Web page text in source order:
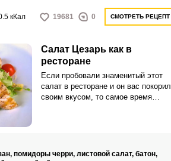
кКал 19681 0 СМОТРЕТЬ РЕЦЕПТ
Салат Цезарь как в
ресторане
Если пробовали знаменитый этот
салат в ресторане и он вас покорил
своим вкусом, то самое время
он не создаст тяжести в желудке.
помидоры черри, листовой салат, батон,